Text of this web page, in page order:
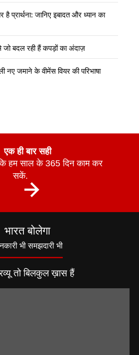
प्रार्थना: जानिए इबादत और ध्यान का
जो बदल रही हैं कपड़ों का अंदाज़
नए जमाने के वीमेंस वियर की परिभाषा
एक ही बार सही
हम साल के 365 दिन काम कर
सकें.
भारत बोलेगा
भी समझदारी भी
तो बिलकुल ख़ास हैं